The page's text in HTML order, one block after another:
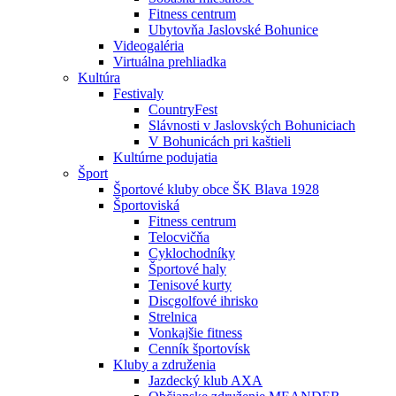
Fitness centrum
Ubytovňa Jaslovské Bohunice
Videogaléria
Virtuálna prehliadka
Kultúra
Festivaly
CountryFest
Slávnosti v Jaslovských Bohuniciach
V Bohunicách pri kaštieli
Kultúrne podujatia
Šport
Športové kluby obce ŠK Blava 1928
Športoviská
Fitness centrum
Telocvičňa
Cyklochodníky
Športové haly
Tenisové kurty
Discgolfové ihrisko
Strelnica
Vonkajšie fitness
Cenník športovísk
Kluby a združenia
Jazdecký klub AXA